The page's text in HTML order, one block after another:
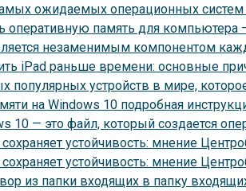
ожидаемых операционных
оперативную память для
незаменимым компонентом
iPad раньше времени: основные
популярных устройств в мире,
на Windows 10 подробная
10 — это файл, который создается
устойчивость: мнение
устойчивость: мнение
из папки входящих в папку